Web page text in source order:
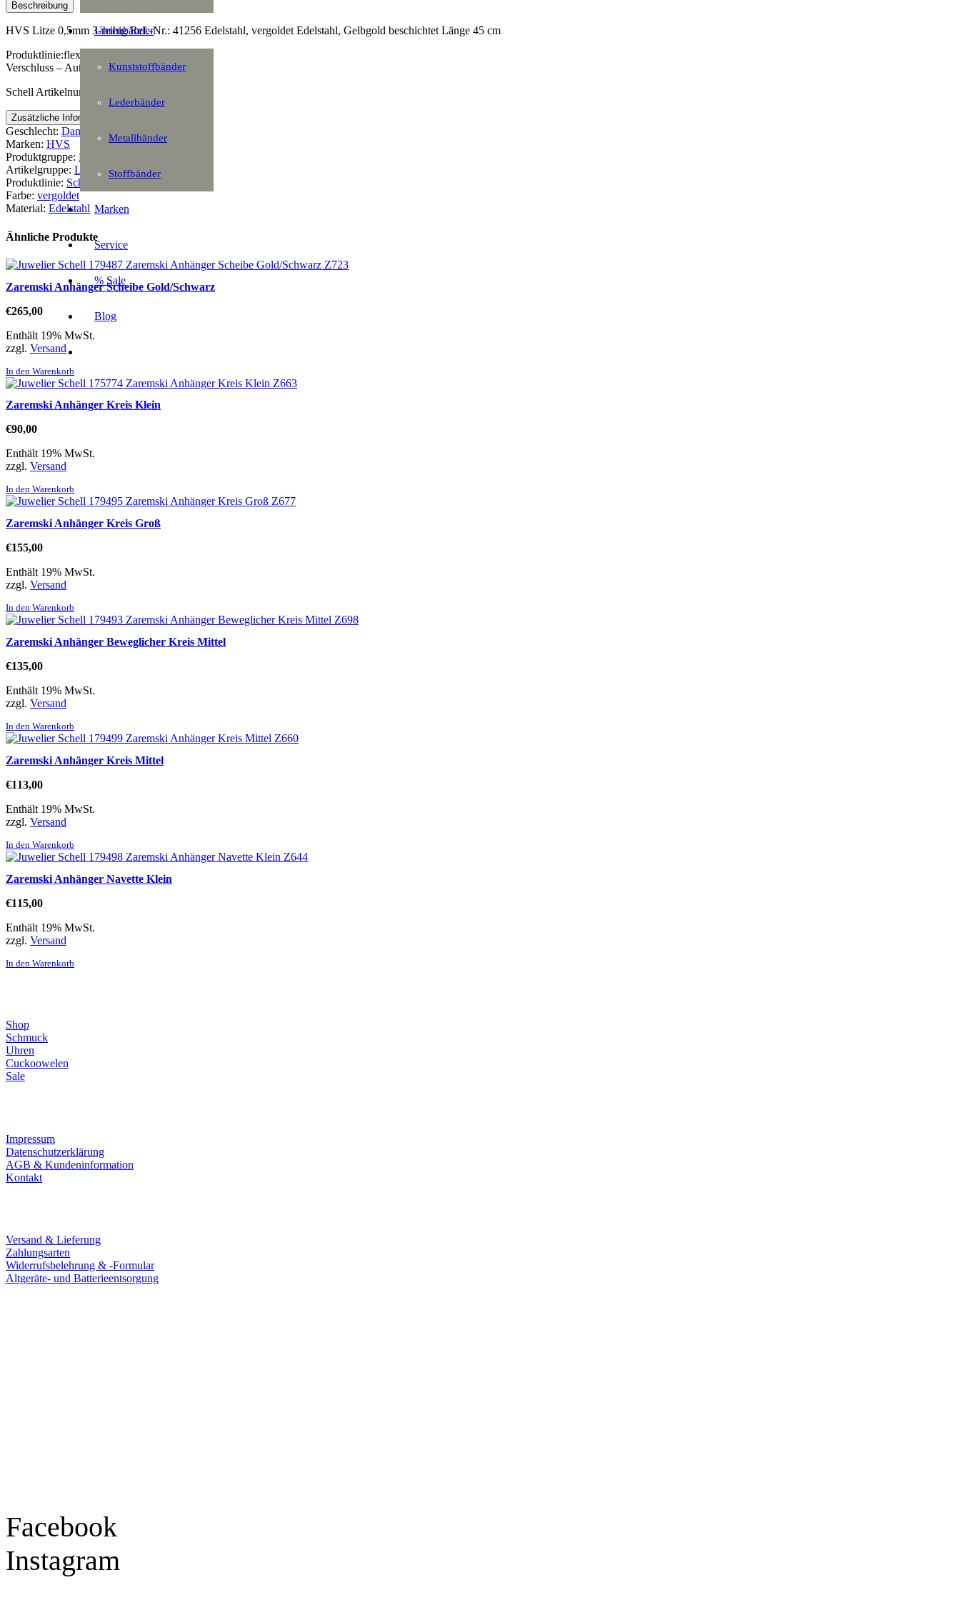
Uhrenbänder
Kunststoffbänder
Lederbänder
Metallbänder
Stoffbänder
Marken
Service
% Sale
Blog
Menge
Beschreibung
HVS Litze 0,5mm 3-reihig Ref.-Nr.: 41256 Edelstahl, vergoldet Edelstahl, Gelbgold beschichtet Länge 45 cm
Produktlinie:flexistrong
Verschluss – Außendurchmesser:2,00 mm
Schell Artikelnummer: 179551
Zusätzliche Information
Geschlecht: Damen
Marken: HVS
Produktgruppe: Halsschmuck
Artikelgruppe: Litze
Produktlinie: Schmuck
Farbe: vergoldet
Material: Edelstahl
Ähnliche Produkte
Zaremski Anhänger Scheibe Gold/Schwarz
€265,00
Enthält 19% MwSt.
zzgl. Versand
In den Warenkorb
Zaremski Anhänger Kreis Klein
€90,00
Enthält 19% MwSt.
zzgl. Versand
In den Warenkorb
Zaremski Anhänger Kreis Groß
€155,00
Enthält 19% MwSt.
zzgl. Versand
In den Warenkorb
Zaremski Anhänger Beweglicher Kreis Mittel
€135,00
Enthält 19% MwSt.
zzgl. Versand
In den Warenkorb
Zaremski Anhänger Kreis Mittel
€113,00
Enthält 19% MwSt.
zzgl. Versand
In den Warenkorb
Zaremski Anhänger Navette Klein
€115,00
Enthält 19% MwSt.
zzgl. Versand
In den Warenkorb
Shop
Schmuck
Uhren
Cuckoowelen
Sale
Impressum
Datenschutzerklärung
AGB & Kundeninformation
Kontakt
Versand & Lieferung
Zahlungsarten
Widerrufsbelehrung & -Formular
Altgeräte- und Batterieentsorgung
Facebook
Instagram